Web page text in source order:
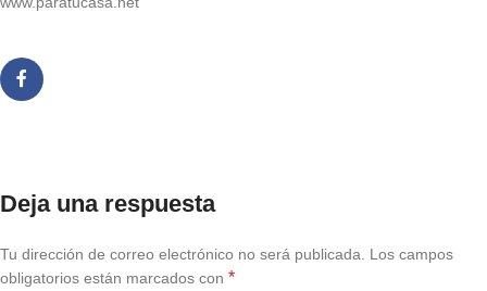
Deja una respuesta
Tu dirección de correo electrónico no será publicada.
Los campos
obligatorios están marcados con *